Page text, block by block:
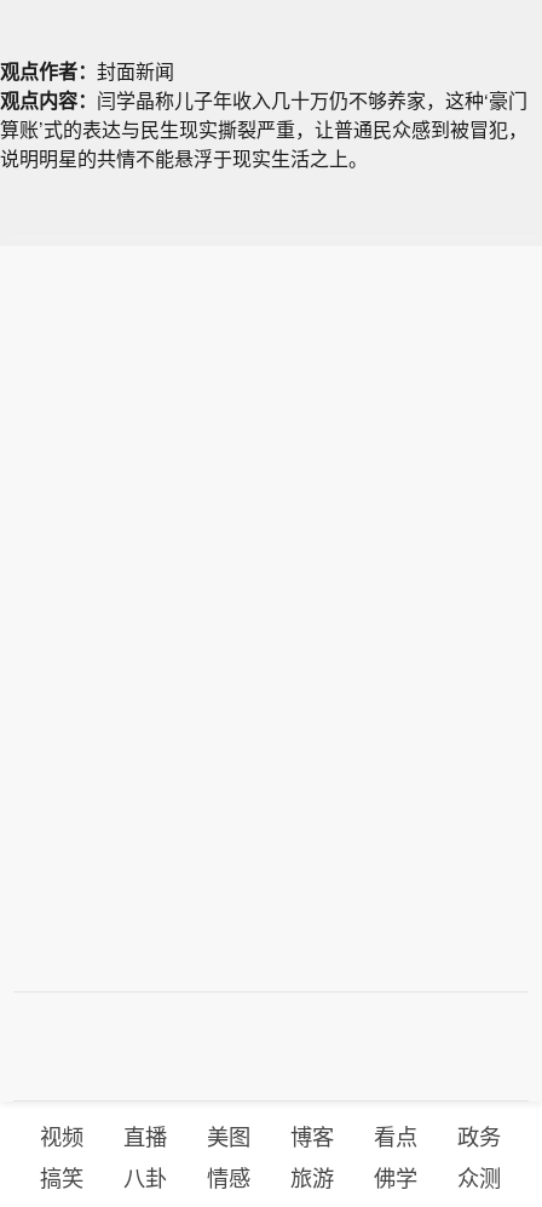
观点作者： 封面新闻
观点内容： 闫学晶称儿子年收入几十万仍不够养家，这种‘豪门
算账’式的表达与民生现实撕裂严重，让普通民众感到被冒犯，
说明明星的共情不能悬浮于现实生活之上。
视频 直播 美图 博客 看点
政务
搞笑
八卦 情感 旅游 佛学 众测